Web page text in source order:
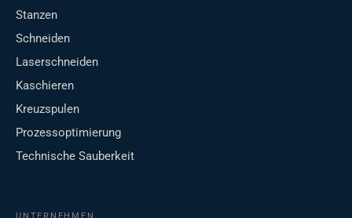
Stanzen
Schneiden
Laserschneiden
Kaschieren
Kreuzspulen
Prozessoptimierung
Technische Sauberkeit